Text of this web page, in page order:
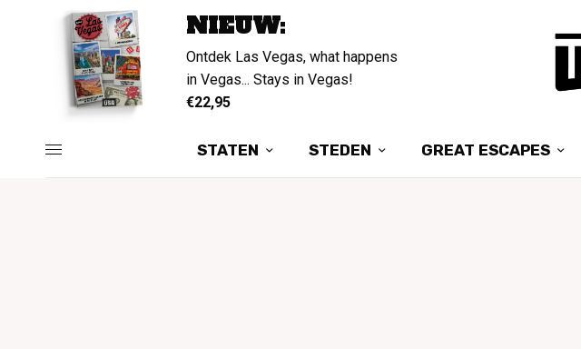
NIEUW:
Ontdek Las Vegas, what happens
in Vegas... Stays in Vegas!
€22,95
STATEN STEDEN GREAT ESCAPES